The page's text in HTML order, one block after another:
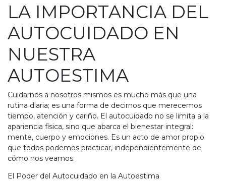
LA IMPORTANCIA DEL
AUTOCUIDADO EN
NUESTRA
AUTOESTIMA
Cuidarnos a nosotros mismos es mucho más que una
rutina diaria; es una forma de decirnos que merecemos
tiempo, atención y cariño. El autocuidado no se limita a la
apariencia física, sino que abarca el bienestar integral:
mente, cuerpo y emociones. Es un acto de amor propio
que todos podemos practicar, independientemente de
cómo nos veamos.
El Poder del Autocuidado en la Autoestima